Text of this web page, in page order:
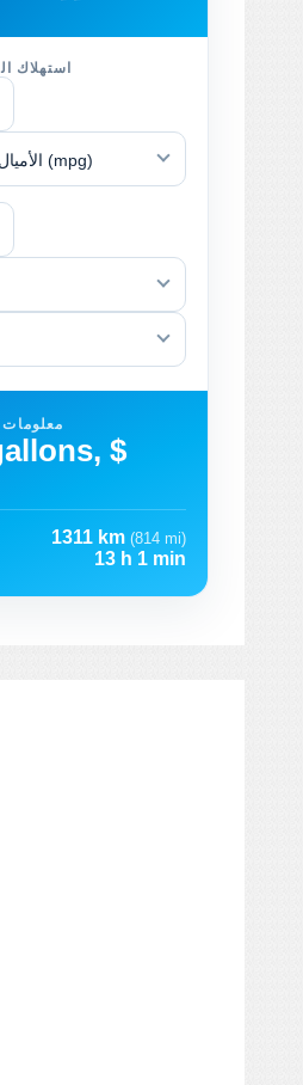
استهلاك
الأميال في الجالون (mpg)
معلومات
$
1311 km (814 mi)
13 h 1 min